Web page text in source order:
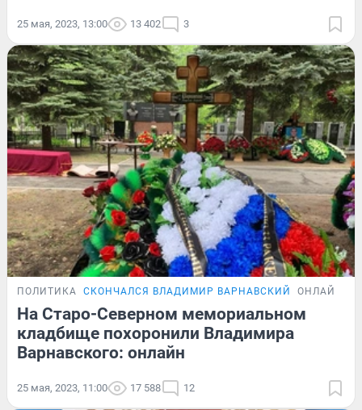
25 мая, 2023, 13:00 13 402 3
ПОЛИТИКА СКОНЧАЛСЯ ВЛАДИМИР ВАРНАВСКИЙ ОНЛАЙН-
На Старо-Северном мемориальном
кладбище похоронили Владимира
Варнавского: онлайн
25 мая, 2023, 11:00 17 588 12